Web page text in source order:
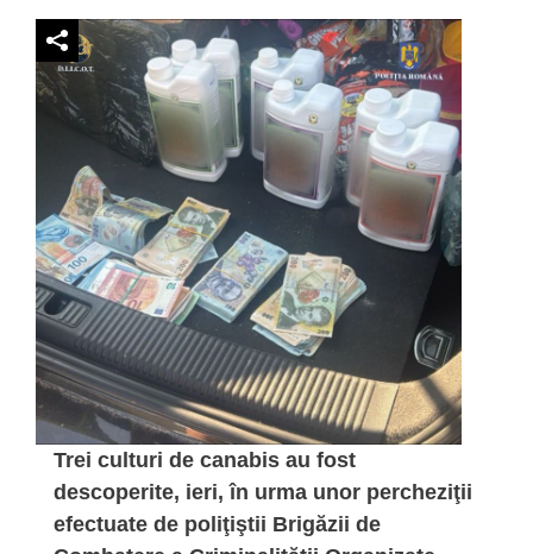
Trei culturi de canabis au fost
descoperite, ieri, în urma unor percheziţii
efectuate de poliţiştii Brigăzii de